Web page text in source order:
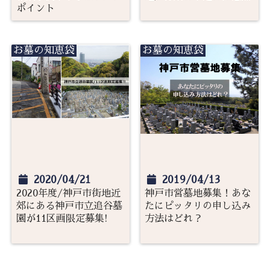
ポイント
お墓の知恵袋
2020/04/21
2020年度/神戸市街地近
郊にある神戸市立追谷墓
園が11区画限定募集!
お墓の知恵袋
2019/04/13
神戸市営墓地募集！あな
たにピッタリの申し込み
方法はどれ？